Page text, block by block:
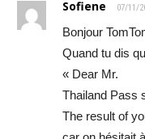
Sofiene 07/11/
Bonjour
Quand tu dis
« Dear Mr.
Thailand Pass
The result of